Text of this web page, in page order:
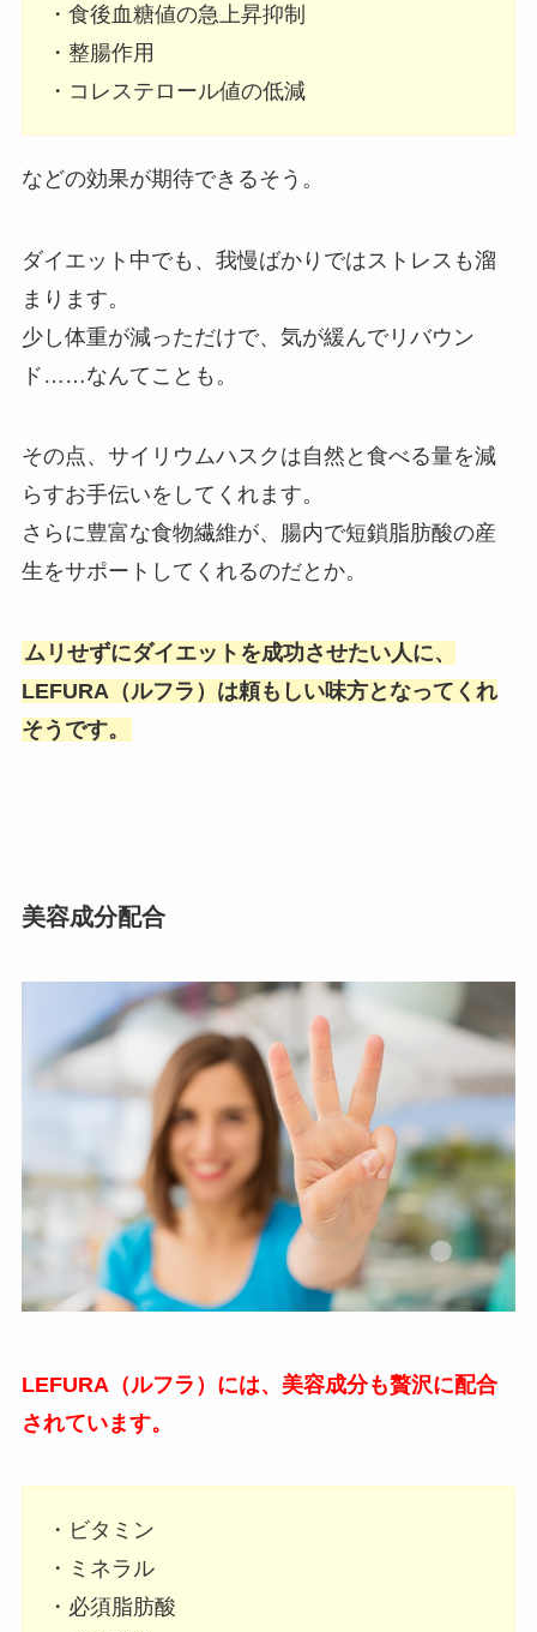
・食後血糖値の急上昇抑制
・整腸作用
・コレステロール値の低減
などの効果が期待できるそう。
ダイエット中でも、我慢ばかりではストレスも溜
まります。
少し体重が減っただけで、気が緩んでリバウン
ド……なんてことも。
その点、サイリウムハスクは自然と食べる量を減
らすお手伝いをしてくれます。
さらに豊富な食物繊維が、腸内で短鎖脂肪酸の産
生をサポートしてくれるのだとか。
ムリせずにダイエットを成功させたい人に、
LEFURA（ルフラ）は頼もしい味方となってくれ
そうです。
美容成分配合
LEFURA（ルフラ）には、美容成分も贅沢に配合
されています。
・ビタミン
・ミネラル
・必須脂肪酸